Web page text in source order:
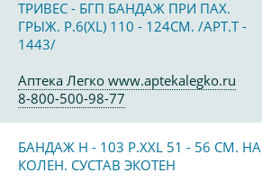
ТРИВЕС - БГП БАНДАЖ ПРИ ПАХ.
ГРЫЖ. Р.6(XL) 110 - 124СМ. /АРТ.Т -
1443/
Аптека Легко www.aptekalegko.ru
8-800-500-98-77
БАНДАЖ Н - 103 Р.XXL 51 - 56 СМ. НА
КОЛЕН. СУСТАВ ЭКОТЕН